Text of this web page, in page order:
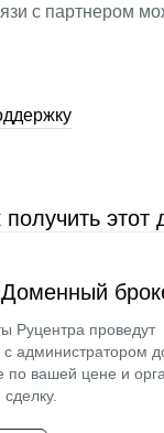
с партнером
получить этот
Руцентра проведут
с администратором
по вашей цене и